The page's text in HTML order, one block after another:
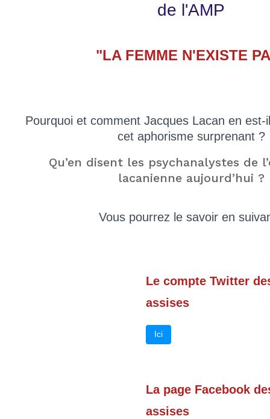
de l'AMP
"LA FEMME N'EXISTE
Pourquoi et comment Jacques Lacan en
cet aphorisme surprenant ?
Qu’en disent les psychanalystes de
lacanienne aujourd’hui ?
Vous pourrez le savoir en
Le compte Twitter
assises
Ici
La page Facebook
assises